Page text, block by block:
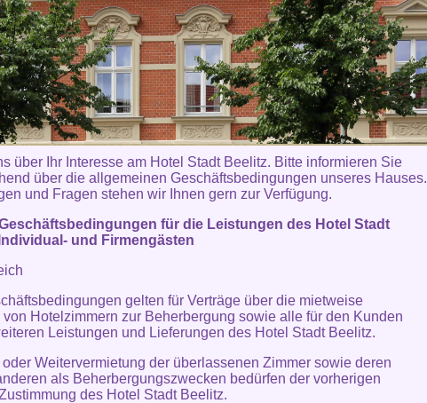
über Ihr Interesse am Hotel Stadt Beelitz. Bitte informieren Sie
über die allgemeinen Geschäftsbedingungen unseres Hauses.
und Fragen stehen wir Ihnen gern zur Verfügung.
für die Leistungen des Hotel Stadt
und Firmengästen
gelten für Verträge über die mietweise
Hotelzimmern zur Beherbergung sowie alle für den Kunden
Leistungen und Lieferungen des Hotel Stadt Beelitz.
Weitervermietung der überlassenen Zimmer sowie deren
als Beherbergungszwecken bedürfen der vorherigen
des Hotel Stadt Beelitz.